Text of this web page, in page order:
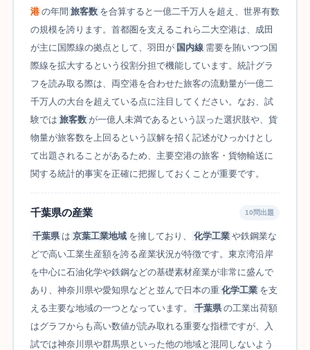
港 の年間 旅客数 を合算すると一億二千万人を超え、世界有数
の規模を誇ります。首都圏を支えるこれら二大空港は、成田
が主に国際線の拠点として、羽田が 国内線 需要を賄いつつ国
際線を拡大するという役割分担で機能しています。統計グラ
フを読み取る際は、両空港を合わせた旅客の流動量が一億二
千万人の大台を超えている点に注目してください。なお、試
験では 旅客数 が一億人未満であるという誤った選択肢や、貨
物量が旅客数を上回るという誤解を招く記述がひっかけとし
て出題されることがあるため、主要空港の旅客・貨物輸送に
関する統計的事実を正確に把握しておくことが重要です。
千葉県の産業 10問出題
千葉県 は 京葉工業地域 を擁しており、 化学工業 や鉄鋼業な
どで高い工業生産額を誇る産業状況が特徴です。東京湾沿岸
を中心に石油化学や鉄鋼などの基礎素材産業が非常に盛んで
あり、神奈川県や愛知県などと並んで日本の重 化学工業 を支
える主要な地域の一つとなっています。
千葉県 の工業出荷額
はグラフからも高い数値が読み取れる重要な指標ですが、入
試では神奈川県や群馬県といった他の地域と混同しないよう